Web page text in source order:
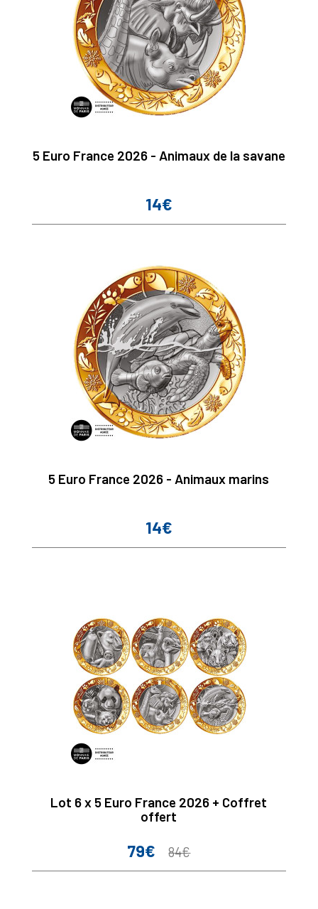
5 Euro France 2026 - Animaux de la savane
Prix
14€
5 Euro France 2026 - Animaux marins
Prix
14€
Lot 6 x 5 Euro France 2026 + Coffret
offert
Prix
79€
Prix
84€